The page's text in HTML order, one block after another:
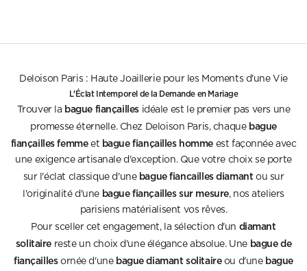
Deloison Paris : Haute Joaillerie pour les Moments d'une Vie
L'Éclat Intemporel de la Demande en Mariage
Trouver la bague fiançaillesidéale est le premier pas vers une
promesse éternelle. Chez Deloison Paris, chaque bague
fiançailles femmeet bague fiançailles homme est façonnée avec
une exigence artisanale d'exception. Que votre choix se porte
sur l'éclat classique d'une bague fiancailles diamant ou sur
l'originalité d'une bague fiançailles sur mesure, nos ateliers
parisiens matérialisent vos rêves.
Pour sceller cet engagement, la sélection d'un diamant
solitaire reste un choix d'une élégance absolue. Une bague de
fiançaillesornée d'une bague diamant solitaireou d'une bague